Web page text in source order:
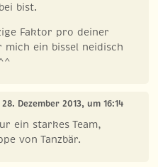
bist.
Faktor pro deiner
mich ein bissel neidisch
28. Dezember 2013, um 16:14
ein starkes Team,
von Tanzbär.